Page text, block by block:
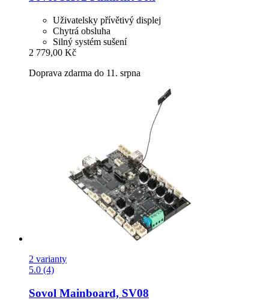
Uživatelsky přívětivý displej
Chytrá obsluha
Silný systém sušení
2 779,00 Kč
Doprava zdarma do 11. srpna
2 varianty
5.0 (4)
Sovol Mainboard, SV08